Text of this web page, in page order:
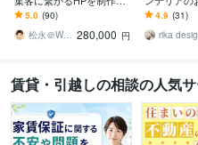
ます クチコミに自信あ
り！初心者大歓迎！リニ
ューアル得意♪
5.0 (90)
松永＠WordPress専門クリエイター 280,000 円
ます 電気図
び・インテ
定・家具選
4.9 (31)
賃貸・引越しの相談の人気